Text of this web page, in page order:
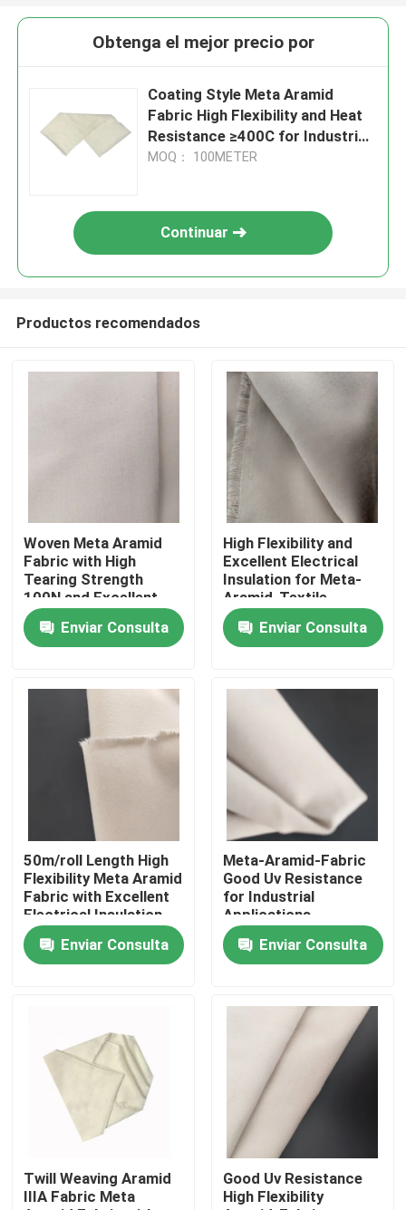
Productos
Sobre nosotros
Viaje de la fábrica
Éntrenos en contacto con
Pida una cita
Tela de Aramid de la meta
tela del aramid de para
Obtenga el mejor precio por
Coating Style Meta Aramid
Fabric High Flexibility and Heat
Resistance ≥400C for Industrial
Applications
MOQ： 100METER
Continuar
Productos recomendados
Woven Meta Aramid
Fabric with High
Tearing Strength
100N and Excellent
Electrical Insulation
Enviar Consulta
High Flexibility and
Excellent Electrical
Insulation for Meta-
Aramid-Textile
Enviar Consulta
50m/roll Length High
Flexibility Meta Aramid
Fabric with Excellent
Electrical Insulation
Enviar Consulta
Meta-Aramid-Fabric
Good Uv Resistance
for Industrial
Applications
Enviar Consulta
Twill Weaving Aramid
IIIA Fabric Meta
Good Uv Resistance
High Flexibility